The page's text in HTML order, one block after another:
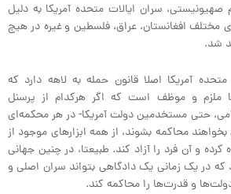
سران ایالات متحده آمریکا به دلیل
مختلف افغانستان، عراق، فلسطین و غیره در هیچ
شد.
آمریکا اصلا قانون حمله به لاهه دارد که
ملزم و موظف است که اگر هرکدام از پرسنل
حتی مستخدمین دولت آمریکا- در هر محکمه‌ای
بخواهند محاکمه بشوند، از همه ابزارهای موجود از
و آن فرد را آزاد کند. طبیعتا، در چنین جهانی
در یک زمانی یک دادگاهی بتواند سران اصلی و
و قدرت‌ها را محاکمه کند.